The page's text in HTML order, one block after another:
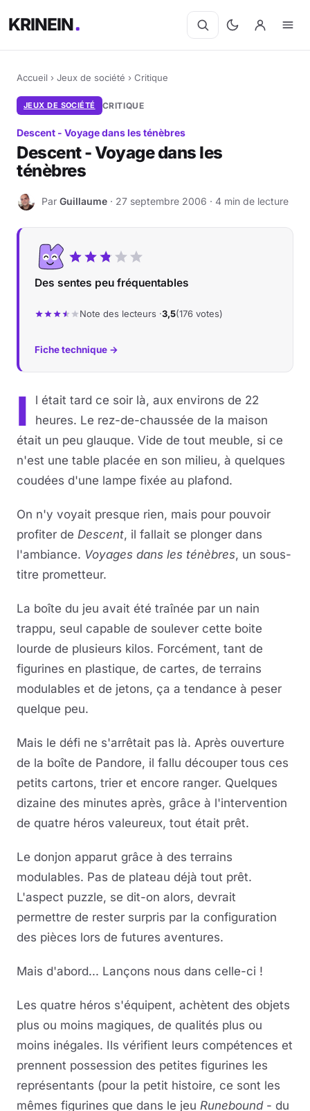
KRINEIN
Accueil › Jeux de société › Critique
JEUX DE SOCIÉTÉ CRITIQUE
Descent - Voyage dans les ténèbres
Descent - Voyage dans les
ténèbres
G Par Guillaume · 27 septembre 2006 · 4 min de lecture
Des sentes peu fréquentables
Note des lecteurs ·3,5(176 votes)
Fiche technique →
I
l était tard ce soir là, aux environs de 22
heures. Le rez-de-chaussée de la maison
était un peu glauque. Vide de tout meuble, si ce
n'est une table placée en son milieu, à quelques
coudées d'une lampe fixée au plafond.
On n'y voyait presque rien, mais pour pouvoir
profiter de Descent, il fallait se plonger dans
l'ambiance. Voyages dans les ténèbres, un sous-
titre prometteur.
La boîte du jeu avait été traînée par un nain
trappu, seul capable de soulever cette boite
lourde de plusieurs kilos. Forcément, tant de
figurines en plastique, de cartes, de terrains
modulables et de jetons, ça a tendance à peser
quelque peu.
Mais le défi ne s'arrêtait pas là. Après ouverture
de la boîte de Pandore, il fallu découper tous ces
petits cartons, trier et encore ranger. Quelques
dizaine des minutes après, grâce à l'intervention
de quatre héros valeureux, tout était prêt.
Le donjon apparut grâce à des terrains
modulables. Pas de plateau déjà tout prêt.
L'aspect puzzle, se dit-on alors, devrait
permettre de rester surpris par la configuration
des pièces lors de futures aventures.
Mais d'abord... Lançons nous dans celle-ci !
Les quatre héros s'équipent, achètent des objets
plus ou moins magiques, de qualités plus ou
moins inégales. Ils vérifient leurs compétences et
prennent possession des petites figurines les
représentants (pour la petit histoire, ce sont les
mêmes figurines que dans le jeu Runebound- du